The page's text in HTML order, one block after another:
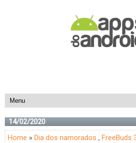
14/02/2020
Home » Dia dos namorados , FreeBuds